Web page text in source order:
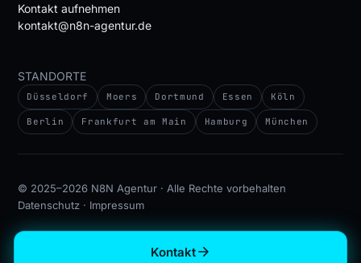
Kontakt
Kontakt aufnehmen
kontakt@n8n-agentur.de
STANDORTE
Düsseldorf Moers Dortmund Essen Köln
Berlin Frankfurt am Main Hamburg München
© 2025–2026 N8N Agentur · Alle Rechte vorbehalten
Datenschutz · Impressum